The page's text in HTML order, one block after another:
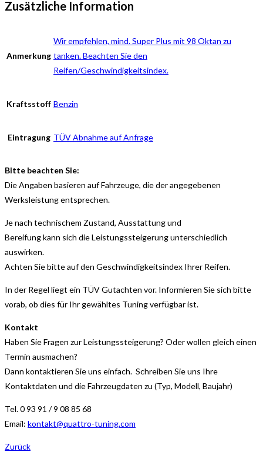
Zusätzliche Information
Anmerkung
Wir empfehlen, mind. Super Plus mit 98 Oktan zu
tanken. Beachten Sie den
Reifen/Geschwindigkeitsindex.
Kraftsstoff Benzin
Eintragung TÜV Abnahme auf Anfrage
Bitte beachten Sie:
Die Angaben basieren auf Fahrzeuge, die der angegebenen
Werksleistung entsprechen.
Je nach technischem Zustand, Ausstattung und
Bereifung kann sich die Leistungssteigerung unterschiedlich
auswirken.
Achten Sie bitte auf den Geschwindigkeitsindex Ihrer Reifen.
In der Regel liegt ein TÜV Gutachten vor. Informieren Sie sich bitte
vorab, ob dies für Ihr gewähltes Tuning verfügbar ist.
Kontakt
Haben Sie Fragen zur Leistungssteigerung? Oder wollen gleich einen
Termin ausmachen?
Dann kontaktieren Sie uns einfach. Schreiben Sie uns Ihre
Kontaktdaten und die Fahrzeugdaten zu (Typ, Modell, Baujahr)
Tel. 0 93 91 / 9 08 85 68
Email: kontakt@quattro-tuning.com
Zurück